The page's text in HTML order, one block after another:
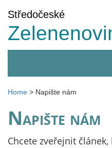
Středočeské
Home > Napište nám
Napište nám
Chcete zveřejnit